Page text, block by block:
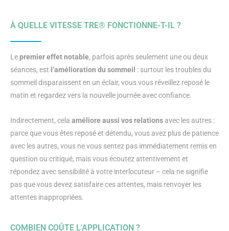
À QUELLE VITESSE TRE® FONCTIONNE-T-IL ?
Lepremier effet notable, parfois après seulement une ou deux
séances, est l’amélioration du sommeil : surtout les troubles du
sommeil disparaissent en un éclair, vous vous réveillez reposé le
matin et regardez vers la nouvelle journée avec confiance.
Indirectement, cela améliore aussi vos relations avec les autres :
parce que vous êtes reposé et détendu, vous avez plus de patience
avec les autres, vous ne vous sentez pas immédiatement remis en
question ou critiqué, mais vous écoutez attentivement et
répondez avec sensibilité à votre interlocuteur – cela ne signifie
pas que vous devez satisfaire ces attentes, mais renvoyer les
attentes inappropriées.
COMBIEN COÛTE L'APPLICATION ?